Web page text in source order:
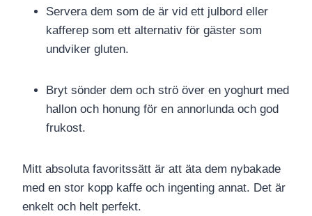
Servera dem som de är vid ett julbord eller
kafferep som ett alternativ för gäster som
undviker gluten.
Bryt sönder dem och strö över en yoghurt med
hallon och honung för en annorlunda och god
frukost.
Mitt absoluta favoritssätt är att äta dem nybakade
med en stor kopp kaffe och ingenting annat. Det är
enkelt och helt perfekt.